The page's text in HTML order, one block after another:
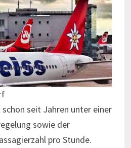
seit Jahren unter einer
sowie der
pro Stunde.